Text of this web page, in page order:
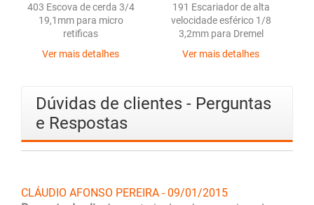
403 Escova de cerda 3/4
19,1mm para micro
retificas
Ver mais detalhes
191 Escariador de alta
velocidade esférico 1/8
3,2mm para Dremel
Ver mais detalhes
Dúvidas de clientes - Perguntas
e Respostas
CLÁUDIO AFONSO PEREIRA - 09/01/2015